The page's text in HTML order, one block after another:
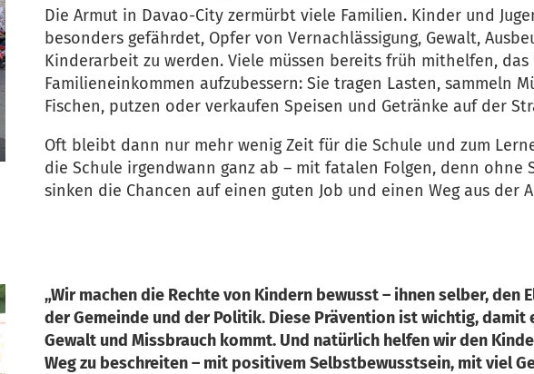
Die Armut in Davao-City zermürbt viele Familien. Kinder und
besonders gefährdet, Opfer von Vernachlässigung, Gewalt,
Kinderarbeit zu werden. Viele müssen bereits früh mithelfen, das
Familieneinkommen aufzubessern: Sie tragen Lasten, sammeln
Fischen, putzen oder verkaufen Speisen und Getränke auf der
Oft bleibt dann nur mehr wenig Zeit für die Schule und zum
die Schule irgendwann ganz ab – mit fatalen Folgen, denn ohne
sinken die Chancen auf einen guten Job und einen Weg aus der
„Wir machen die Rechte von Kindern bewusst – ihnen selber, den
der Gemeinde und der Politik. Diese Prävention ist wichtig, damit
Gewalt und Missbrauch kommt. Und natürlich helfen wir den
Weg zu beschreiten – mit positivem Selbstbewusstsein, mit viel